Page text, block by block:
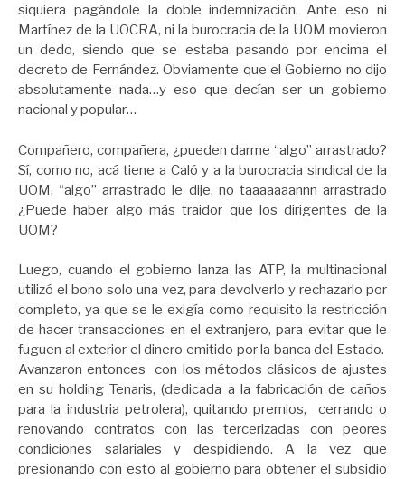
siquiera pagándole la doble indemnización. Ante eso ni
Martínez de la UOCRA, ni la burocracia de la UOM movieron
un dedo, siendo que se estaba pasando por encima el
decreto de Fernández. Obviamente que el Gobierno no dijo
absolutamente nada…y eso que decían ser un gobierno
nacional y popular…
Compañero, compañera, ¿pueden darme “algo” arrastrado?
Sí, como no, acá tiene a Caló y a la burocracia sindical de la
UOM, “algo” arrastrado le dije, no taaaaaaannn arrastrado
¿Puede haber algo más traidor que los dirigentes de la
UOM?
Luego, cuando el gobierno lanza las ATP, la multinacional
utilizó el bono solo una vez, para devolverlo y rechazarlo por
completo, ya que se le exigía como requisito la restricción
de hacer transacciones en el extranjero, para evitar que le
fuguen al exterior el dinero emitido por la banca del Estado.
Avanzaron entonces con los métodos clásicos de ajustes
en su holding Tenaris, (dedicada a la fabricación de caños
para la industria petrolera), quitando premios, cerrando o
renovando contratos con las tercerizadas con peores
condiciones salariales y despidiendo. A la vez que
presionando con esto al gobierno para obtener el subsidio